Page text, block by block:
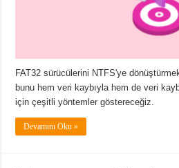
FAT32 sürücülerini NTFS'ye
bunu hem veri kaybıyla hem de veri
için çeşitli yöntemler göstereceğiz.
Devamını Oku »